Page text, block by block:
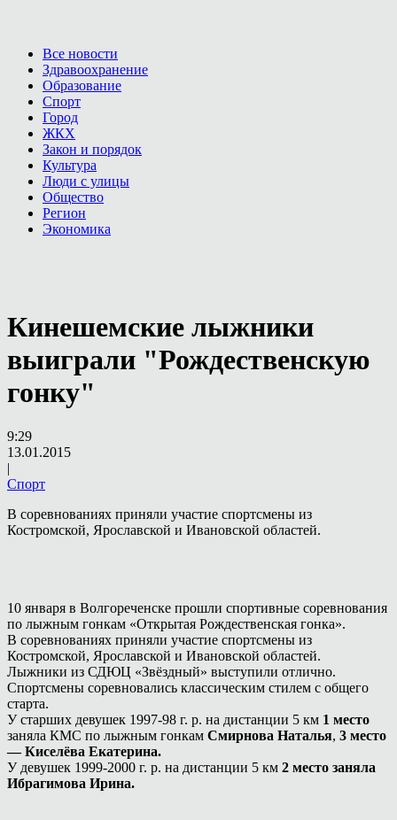
Все новости
Здравоохранение
Образование
Спорт
Город
ЖКХ
Закон и порядок
Культура
Люди с улицы
Общество
Регион
Экономика
Кинешемские лыжники
выиграли "Рождественскую
гонку"
9:29
13.01.2015
|
Спорт
В соревнованиях приняли участие спортсмены из
Костромской, Ярославской и Ивановской областей.
10 января в Волгореченске прошли спортивные соревнования
по лыжным гонкам «Открытая Рождественская гонка».
В соревнованиях приняли участие спортсмены из
Костромской, Ярославской и Ивановской областей.
Лыжники из СДЮЦ «Звёздный» выступили отлично.
Спортсмены соревновались классическим стилем с общего
старта.
У старших девушек 1997-98 г. р. на дистанции 5 км 1 место
заняла КМС по лыжным гонкам Смирнова Наталья, 3 место
— Киселёва Екатерина.
У девушек 1999-2000 г. р. на дистанции 5 км 2 место заняла
Ибрагимова Ирина.